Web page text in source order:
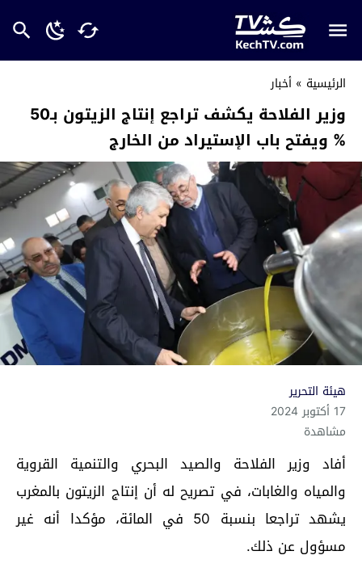
الرئيسية » أخبار
وزير الفلاحة يكشف تراجع إنتاج الزيتون بـ50
% ويفتح باب الإستيراد من الخارج
هيئة التحرير
17 أكتوبر 2024
مشاهدة
أفاد وزير الفلاحة والصيد البحري والتنمية القروية
والمياه والغابات، في تصريح له أن إنتاج الزيتون بالمغرب
يشهد تراجعا بنسبة 50 في المائة، مؤكدا أنه غير
مسؤول عن ذلك.